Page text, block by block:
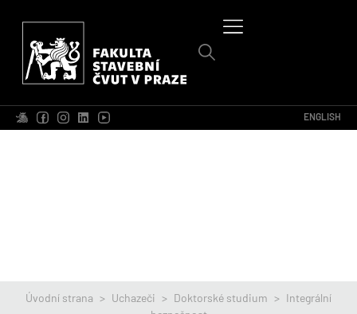
ENGLISH
Úvodní strana > Uchazeči > Doktorské studium > Integrální